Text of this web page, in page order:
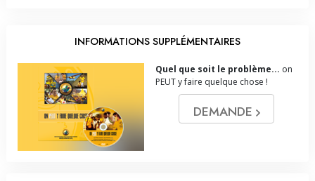
INFORMATIONS SUPPLÉMENTAIRES
Quel que soit le problème... on
PEUT y faire quelque chose !
DEMANDE